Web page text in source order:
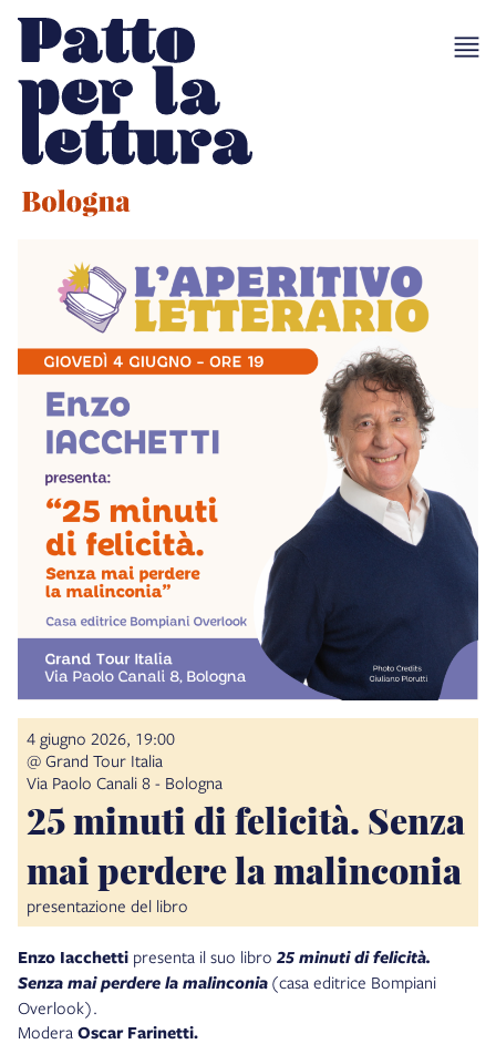
4 giugno 2026, 19:00
@ Grand Tour Italia
Via Paolo Canali 8 - Bologna
25 minuti di felicità. Senza
mai perdere la malinconia
presentazione del libro
Enzo Iacchetti presenta il suo libro 25 minuti di felicità.
Senza mai perdere la malinconia (casa editrice Bompiani
Overlook).
Modera Oscar Farinetti.